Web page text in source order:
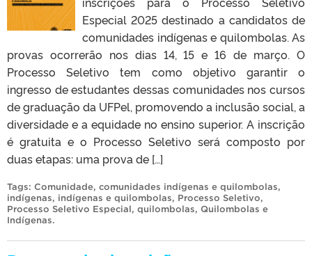
Especial 2025 destinado a candidatos de
comunidades indígenas e quilombolas. As
provas ocorrerão nos dias 14, 15 e 16 de março. O
Processo Seletivo tem como objetivo garantir o
ingresso de estudantes dessas comunidades nos cursos
de graduação da UFPel, promovendo a inclusão social, a
diversidade e a equidade no ensino superior. A inscrição
é gratuita e o Processo Seletivo será composto por
duas etapas: uma prova de […]
Tags: Comunidade, comunidades indígenas e quilombolas,
indígenas, indígenas e quilombolas, Processo Seletivo,
Processo Seletivo Especial, quilombolas, Quilombolas e
Indígenas.